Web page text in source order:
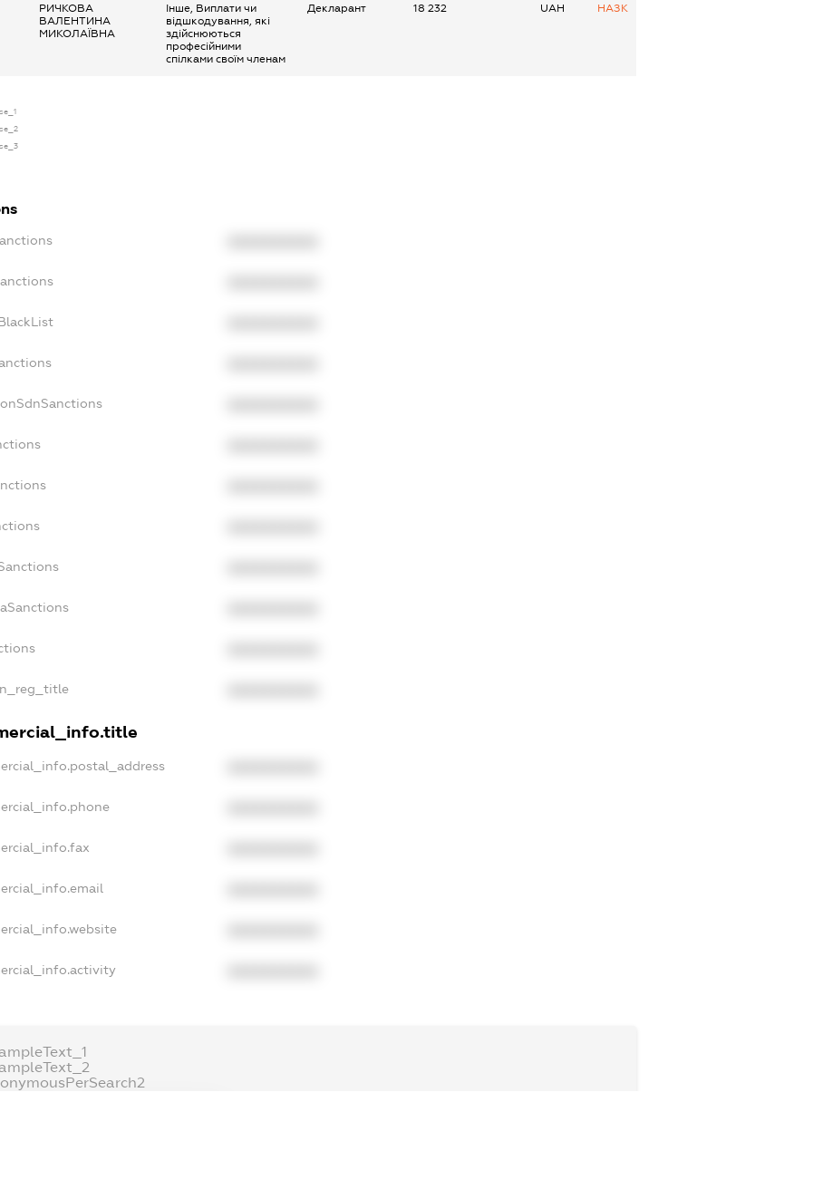
РИЧКОВА
ВАЛЕНТИНА
МИКОЛАЇВНА
Інше, Виплати чи
відшкодування, які
здійснюються
професійними
спілками своїм членам
Декларант 18 232 UAH НАЗК